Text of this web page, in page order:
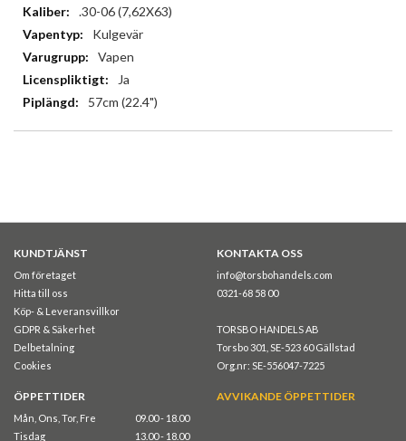
.30-06 (7,62X63)
Kulgevär
Vapen
Ja
57cm (22.4")
KUNDTJÄNST
Om företaget
Hitta till oss
Köp- & Leveransvillkor
GDPR & Säkerhet
Delbetalning
Cookies
KONTAKTA OSS
info@torsbohandels.com
0321-68 58 00
TORSBO HANDELS AB
Torsbo 301, SE-523 60 Gällstad
Org.nr: SE-556047-7225
ÖPPETTIDER
Mån, Ons, Tor, Fre
09.00 - 18.00
Tisdag
13.00 - 18.00
AVVIKANDE ÖPPETTIDER